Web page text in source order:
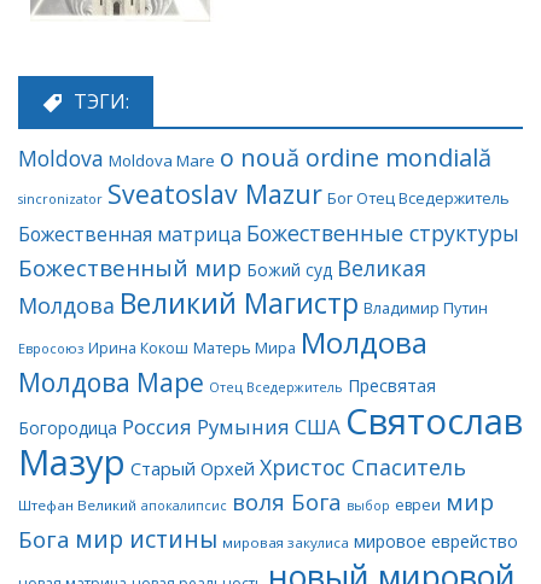
ТЭГИ:
Moldova Moldova Mare o nouă ordine mondială
sincronizator Sveatoslav Mazur Бог Отец Вседержитель
Божественная матрица Божественные структуры
Божественный мир Божий суд Великая
Молдова Великий Магистр Владимир Путин
Евросоюз Ирина Кокош Матерь Мира Молдова
Молдова Маре Отец Вседержитель Пресвятая
Богородица Россия Румыния США Святослав
Мазур Старый Орхей Христос Спаситель
Штефан Великий апокалипсис воля Бога выбор евреи мир
Бога мир истины мировая закулиса мировое еврейство